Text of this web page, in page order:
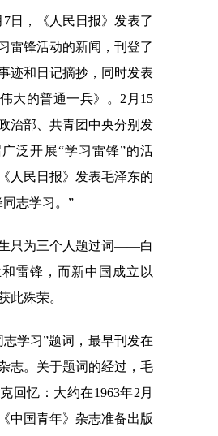
，《人民日报》发表了
雷锋活动的新闻，刊登了
迹和日记摘抄，同时发表
大的普通一兵》。2月15
治部、共青团中央分别发
泛开展“学习雷锋”的活
人民日报》发表毛泽东的
志学习。”
为三个人题过词——白
雷锋，而新中国成立以
此殊荣。
学习”题词，最早刊发在
志。关于题词的经过，毛
回忆：大约在1963年2月
中国青年》杂志准备出版